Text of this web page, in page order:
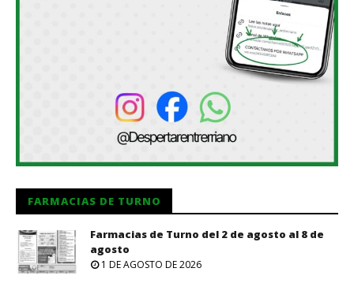
FARMACIAS DE TURNO
Farmacias de Turno del 2 de agosto al 8 de
agosto
1 DE AGOSTO DE 2026